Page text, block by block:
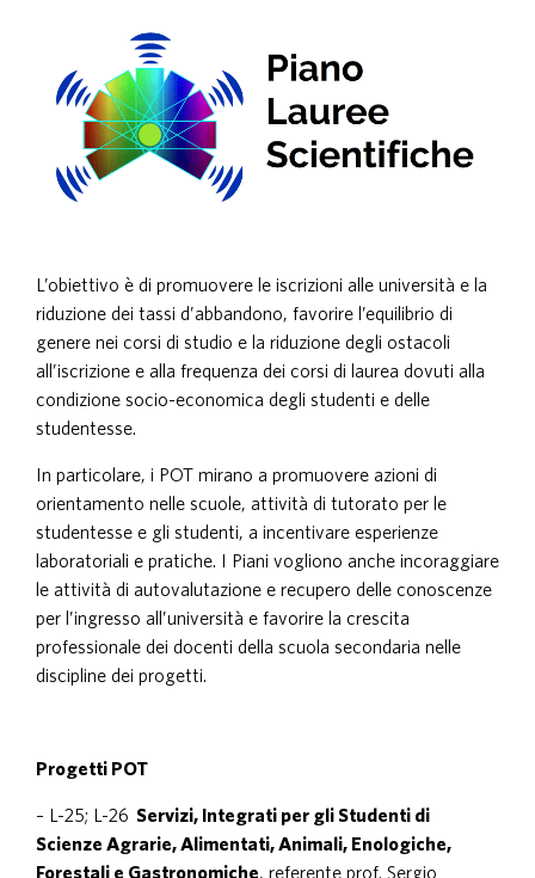
L’obiettivo è di promuovere le iscrizioni alle università e la
riduzione dei tassi d’abbandono, favorire l’equilibrio di
genere nei corsi di studio e la riduzione degli ostacoli
all’iscrizione e alla frequenza dei corsi di laurea dovuti alla
condizione socio-economica degli studenti e delle
studentesse.
In particolare, i POT mirano a promuovere azioni di
orientamento nelle scuole, attività di tutorato per le
studentesse e gli studenti, a incentivare esperienze
laboratoriali e pratiche. I Piani vogliono anche incoraggiare
le attività di autovalutazione e recupero delle conoscenze
per l’ingresso all’università e favorire la crescita
professionale dei docenti della scuola secondaria nelle
discipline dei progetti.
Progetti POT
– L-25; L-26 Servizi, Integrati per gli Studenti di
Scienze Agrarie, Alimentati, Animali, Enologiche,
Forestali e Gastronomiche , referente prof. Sergio